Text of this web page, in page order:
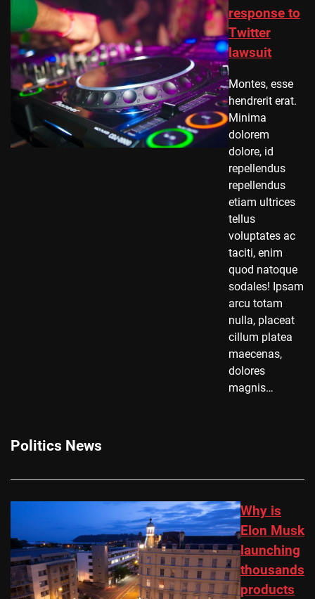
response to
Twitter
lawsuit
Montes, esse
hendrerit erat.
Minima
dolorem
dolore, id
repellendus
repellendus
etiam ultrices
tellus
voluptates ac
taciti, enim
quod natoque
sodales! Ipsam
arcu totam
nulla, placeat
cillum platea
maecenas,
dolores
magnis…
Politics News
Why is
Elon Musk
launching
thousands
products